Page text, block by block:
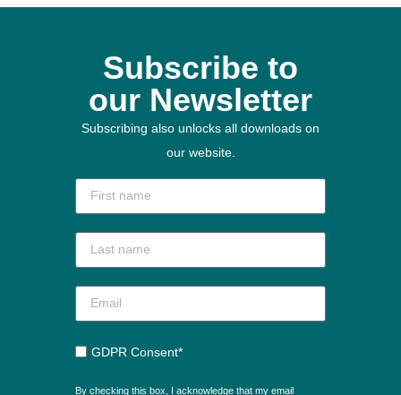
Subscribe to
our Newsletter
Subscribing also unlocks all downloads on
our website.
GDPR Consent*
By checking this box, I acknowledge that my email